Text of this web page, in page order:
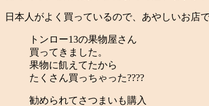
日本人がよく買っているので、あやしいお店
トンロー13の果物屋さん
買ってきました。
果物に飢えてたから
たくさん買っちゃった????
勧められてさつまいも購入